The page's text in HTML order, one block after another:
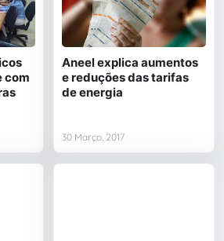
com
Aneel explica aumentos
e reduções das tarifas
de energia
30 Março, 2017